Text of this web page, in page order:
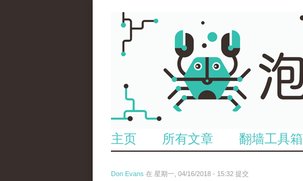
主页 所有文章 翻墙工具箱
Don Evans 在 星期一, 04/16/2018 - 15:32 提交